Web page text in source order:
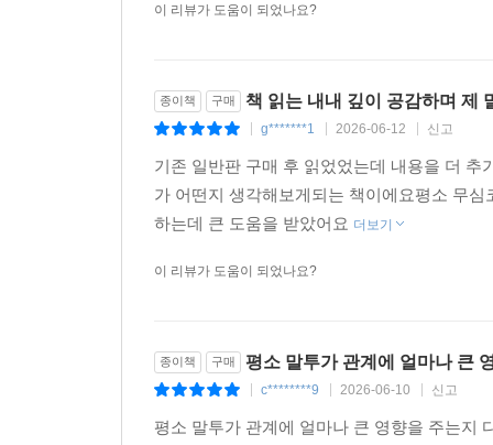
이 리뷰가 도움이 되었나요?
종이책 구매 책 읽는 내내 깊이 공감하며 제
g*******1 2026-06-12 신고
기존 일반판 구매 후 읽었었는데 내용을 더
가 어떤지 생각해보게되는 책이에요평소 무
하는데 큰 도움을 받았어요 더보기
이 리뷰가 도움이 되었나요?
종이책 구매 평소 말투가 관계에 얼마나 큰
c********9 2026-06-10 신고
평소 말투가 관계에 얼마나 큰 영향을 주는지